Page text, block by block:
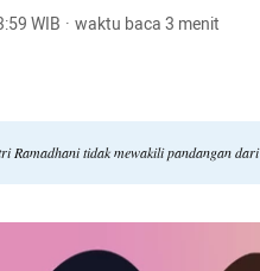
WIB · waktu baca 3 menit
Ramadhani tidak mewakili pandangan